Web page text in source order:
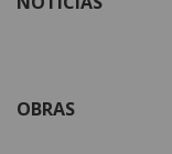
OBRAS